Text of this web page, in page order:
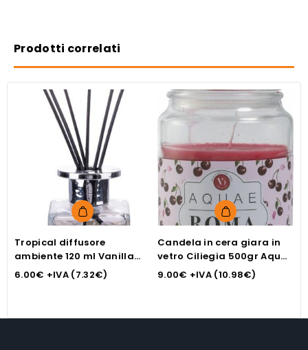
Prodotti correlati
Tropical diffusore
ambiente 120 ml Vanilla
Tropical, vetro, 6 stick
fibra inclusi
6.00€ +IVA (7.32€)
Candela in cera giara in
vetro Ciliegia 500gr Aquae
Roma
9.00€ +IVA (10.98€)